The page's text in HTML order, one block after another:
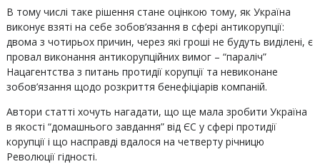
В тому числі таке рішення стане оцінкою тому, як Україна
виконує взяті на себе зобов’язання в сфері антикорупції:
двома з чотирьох причин, через які гроші не будуть виділені, є
провал виконання антикорупційних вимог – “параліч”
Нацагентства з питань протидії корупції та невиконане
зобов’язання щодо розкриття бенефіціарів компаній.
Автори статті хочуть нагадати, що ще мала зробити Україна
в якості “домашнього завдання” від ЄС у сфері протидії
корупції і що насправді вдалося на четверту річницю
Революції гідності.